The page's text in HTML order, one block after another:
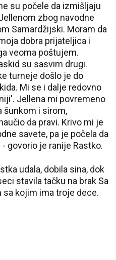
su počele da izmišljaju
zbog navodne
Samardžijski. Moram da
dobra prijateljica i
veoma poštujem.
su sasvim drugi.
turneje došlo je do
Mi se i dalje redovno
Jellena mi povremeno
šunkom i sirom,
da pravi. Krivo mi je
savete, pa je počela da
govorio je ranije Rastko.
udala, dobila sina, dok
stavila tačku na brak Sa
kojim ima troje dece.